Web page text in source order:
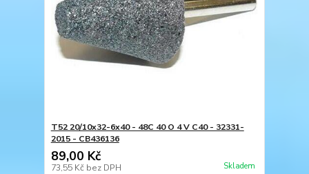
T52 20/10x32-6x40 - 48C 40 O 4 V C40 - 32331-
2015 - CB436136
89,00 Kč
73,55 Kč bez DPH Skladem